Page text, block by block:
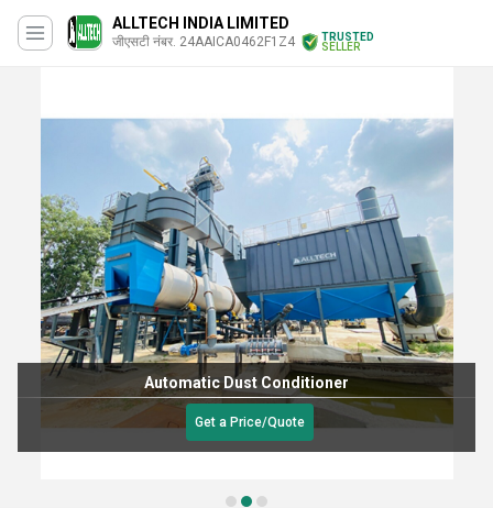
ALLTECH INDIA LIMITED
जीएसटी नंबर. 24AAICA0462F1Z4
TRUSTED
SELLER
Automatic Dust Conditioner
Get a Price/Quote